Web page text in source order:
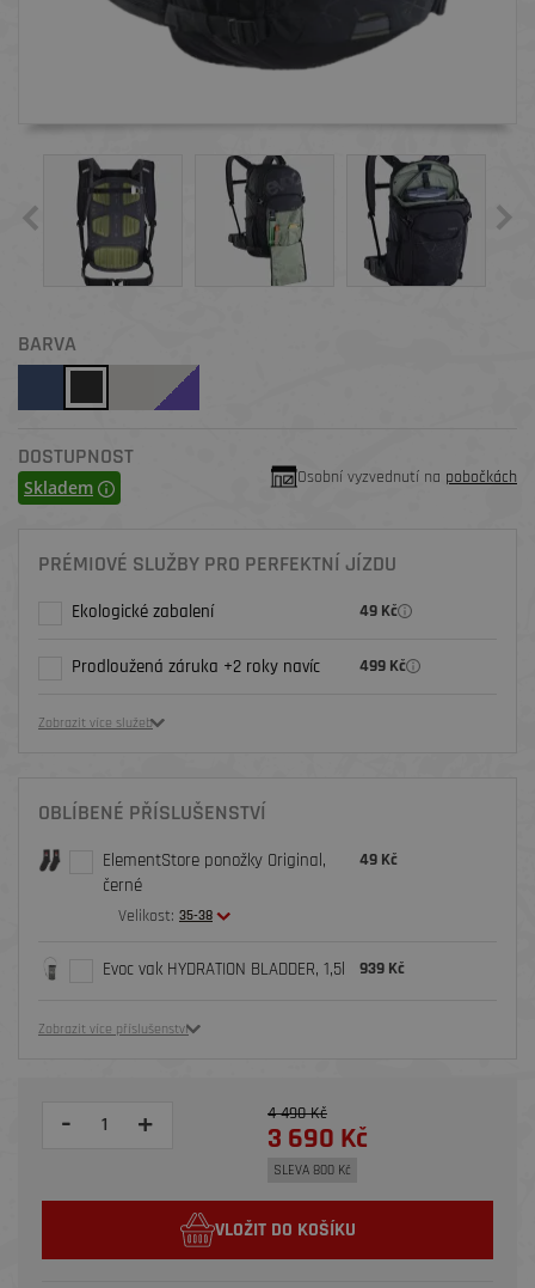
BARVA
DOSTUPNOST
Skladem Osobní vyzvednutí na pobočkách
PRÉMIOVÉ SLUŽBY PRO PERFEKTNÍ JÍZDU
Ekologické zabalení 49 Kč
Prodloužená záruka +2 roky navíc 499 Kč
Zobrazit více služeb
OBLÍBENÉ PŘÍSLUŠENSTVÍ
ElementStore ponožky Original,
černé
Velikost: 35-38
49 Kč
Evoc vak HYDRATION BLADDER, 1,5l 939 Kč
Zobrazit více příslušenství
- + 4 490 Kč
3 690 Kč
SLEVA 800 Kč
VLOŽIT DO KOŠÍKU